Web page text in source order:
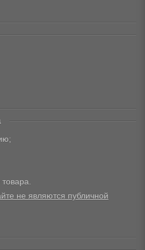
не являются публичной